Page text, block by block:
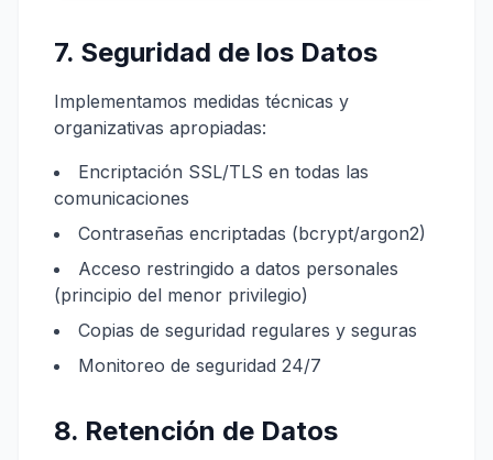
7. Seguridad de los Datos
Implementamos medidas técnicas y
organizativas apropiadas:
Encriptación SSL/TLS en todas las
comunicaciones
Contraseñas encriptadas (bcrypt/argon2)
Acceso restringido a datos personales
(principio del menor privilegio)
Copias de seguridad regulares y seguras
Monitoreo de seguridad 24/7
8. Retención de Datos